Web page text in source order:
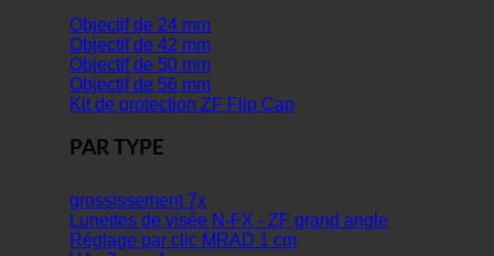
Objectif de 24 mm
Objectif de 42 mm
Objectif de 50 mm
Objectif de 56 mm
Kit de protection ZF Flip Cap
PAR TYPE
grossissement 7x
Lunettes de visée N-FX - ZF grand angle
Réglage par clic MRAD 1 cm